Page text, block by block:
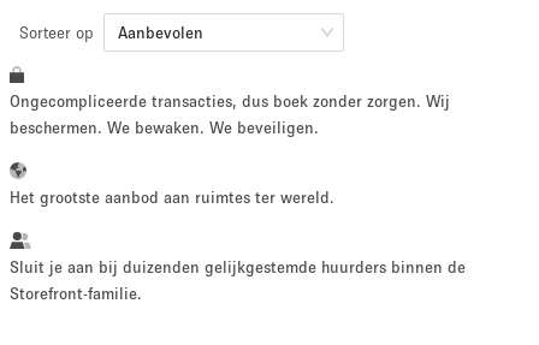
Grootte ruimte
10 m² 500+ m²
~ 13 mensen
Sorteer op Aanbevolen
Ongecompliceerde transacties, dus boek zonder zorgen. Wij
beschermen. We bewaken. We beveiligen.
Het grootste aanbod aan ruimtes ter wereld.
Sluit je aan bij duizenden gelijkgestemde huurders binnen de
Storefront-familie.